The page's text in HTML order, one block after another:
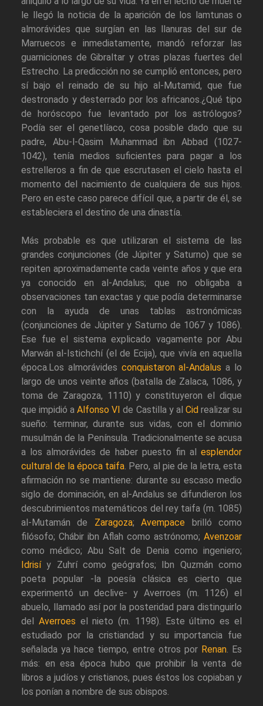
le llegó la noticia de la aparición de los lamtunas o
almorávides que surgían en las llanuras del sur de
Marruecos e inmediatamente, mandó reforzar las
guarniciones de Gibraltar y otras plazas fuertes del
Estrecho. La predicción no se cumplió entonces, pero
sí bajo el reinado de su hijo al-Mutamid, que fue
destronado y desterrado por los africanos.¿Qué tipo
de horóscopo fue levantado por los astrólogos?
Podía ser el genetlíaco, cosa posible dado que su
padre, Abu-l-Qasim Muhammad ibn Abbad (1027-
1042), tenía medios suficientes para pagar a los
estrelleros a fin de que escrutasen el cielo hasta el
momento del nacimiento de cualquiera de sus hijos.
Pero en este caso parece difícil que, a partir de él, se
estableciera el destino de una dinastía.
Más probable es que utilizaran el sistema de las
grandes conjunciones (de Júpiter y Saturno) que se
repiten aproximadamente cada veinte años y que era
ya conocido en al-Andalus; que no obligaba a
observaciones tan exactas y que podía determinarse
con la ayuda de unas tablas astronómicas
(conjunciones de Júpiter y Saturno de 1067 y 1086).
Ese fue el sistema explicado vagamente por Abu
Marwán al-Istichchí (el de Ecija), que vivía en aquella
época.Los almorávides conquistaron al-Andalus a lo
largo de unos veinte años (batalla de Zalaca, 1086, y
toma de Zaragoza, 1110) y constituyeron el dique
que impidió aAlfonso VI de Castilla y al Cid realizar su
sueño: terminar, durante sus vidas, con el dominio
musulmán de la Península. Tradicionalmente se acusa
a los almorávides de haber puesto fin al esplendor
cultural de la época taifa. Pero, al pie de la letra, esta
afirmación no se mantiene: durante su escaso medio
siglo de dominación, en al-Andalus se difundieron los
descubrimientos matemáticos del rey taifa (m. 1085)
al-Mutamán de Zaragoza;Avempace brilló como
filósofo; Chábir ibn Aflah como astrónomo; Avenzoar
como médico; Abu Salt de Denia como ingeniero;
Idrisíy Zuhrí como geógrafos; Ibn Quzmán como
poeta popular -la poesía clásica es cierto que
experimentó un declive- y Averroes (m. 1126) el
abuelo, llamado así por la posteridad para distinguirlo
del Averroes el nieto (m. 1198). Este último es el
estudiado por la cristiandad y su importancia fue
señalada ya hace tiempo, entre otros por Renan. Es
más: en esa época hubo que prohibir la venta de
libros a judíos y cristianos, pues éstos los copiaban y
los ponían a nombre de sus obispos.